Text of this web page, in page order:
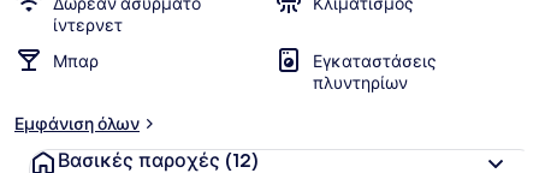
ίντερνετ
Μπαρ
Εγκαταστάσεις
πλυντηρίων
Εμφάνιση όλων
Βασικές παροχές (12)